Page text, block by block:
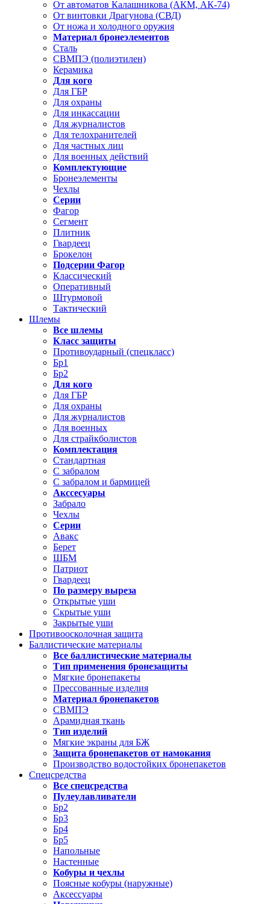
От автоматов Калашникова (АКМ, АК-74)
От винтовки Драгунова (СВД)
От ножа и холодного оружия
Материал бронеэлементов
Сталь
СВМПЭ (полиэтилен)
Керамика
Для кого
Для ГБР
Для охраны
Для инкассации
Для журналистов
Для телохранителей
Для частных лиц
Для военных действий
Комплектующие
Бронеэлементы
Чехлы
Серии
Фагор
Сегмент
Плитник
Гвардеец
Брокелон
Подсерии Фагор
Классический
Оперативный
Штурмовой
Тактический
Шлемы
Все шлемы
Класс защиты
Противоударный (спецкласс)
Бр1
Бр2
Для кого
Для ГБР
Для охраны
Для журналистов
Для военных
Для страйкболистов
Комплектация
Стандартная
С забралом
С забралом и бармицей
Акссесуары
Забрало
Чехлы
Серии
Авакс
Берет
ШБМ
Патриот
Гвардеец
По размеру выреза
Открытые уши
Скрытые уши
Закрытые уши
Противоосколочная защита
Баллистические материалы
Все баллистические материалы
Тип применения бронезащиты
Мягкие бронепакеты
Прессованные изделия
Материал бронепакетов
СВМПЭ
Арамидная ткань
Тип изделий
Мягкие экраны для БЖ
Защита бронепакетов от намокания
Производство водостойких бронепакетов
Спецсредства
Все спецсредства
Пулеулавливатели
Бр2
Бр3
Бр4
Бр5
Напольные
Настенные
Кобуры и чехлы
Поясные кобуры (наружные)
Аксессуары